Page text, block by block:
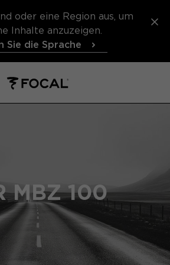
oder eine Region aus, um
Inhalte anzuzeigen.
Sie die Sprache
MBZ 100